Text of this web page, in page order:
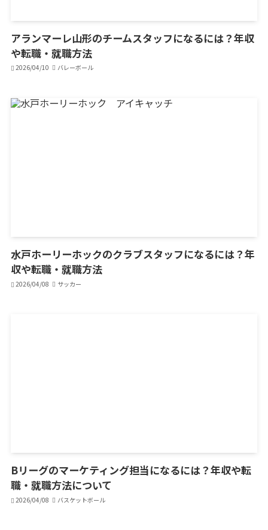
アランマーレ山形のチームスタッフになるには？年収
や転職・就職方法
2026/04/10 バレーボール
水戸ホーリーホックのクラブスタッフになるには？年
収や転職・就職方法
2026/04/08 サッカー
Bリーグのマーケティング担当になるには？年収や転
職・就職方法について
2026/04/08 バスケットボール